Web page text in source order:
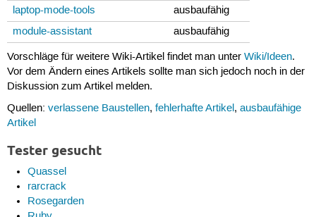
laptop-mode-tools
ausbaufähig
module-assistant
ausbaufähig
Vorschläge für weitere Wiki-Artikel findet man unter Wiki/Ideen.
Vor dem Ändern eines Artikels sollte man sich jedoch noch in der
Diskussion zum Artikel melden.
Quellen: verlassene Baustellen, fehlerhafte Artikel, ausbaufähige
Artikel
Tester gesucht
Quassel
rarcrack
Rosegarden